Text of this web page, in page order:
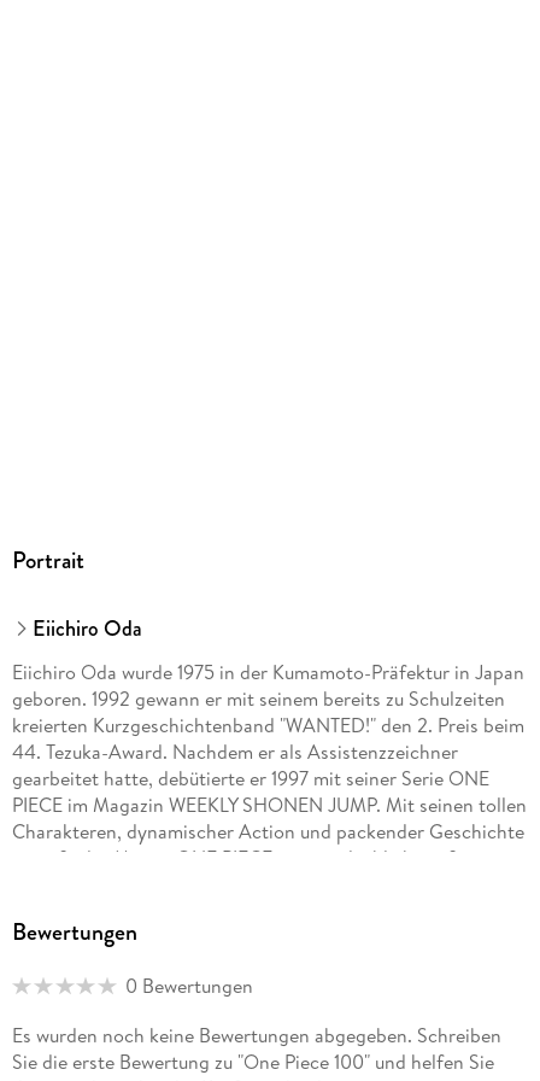
Portrait
Eiichiro Oda
Eiichiro Oda wurde 1975 in der Kumamoto-Präfektur in Japan
geboren. 1992 gewann er mit seinem bereits zu Schulzeiten
kreierten Kurzgeschichtenband "WANTED!" den 2. Preis beim
44. Tezuka-Award. Nachdem er als Assistenzzeichner
gearbeitet hatte, debütierte er 1997 mit seiner Serie ONE
PIECE im Magazin WEEKLY SHONEN JUMP. Mit seinen tollen
Charakteren, dynamischer Action und packender Geschichte
genießt der Manga ONE PIECE eine unglaublich große
multimedial große Erfolge: die Serie wurde als Anime
u. v. m. Die Serie hat auch in Europa und den USA unzählige
dreimonatlich bei Carlsen, außerdem sind mehrere Guides
und Romane sowie der Kurzgeschichtenband WANTED
Bewertungen
0 Bewertungen
Es wurden noch keine Bewertungen abgegeben. Schreiben
Sie die erste Bewertung zu "One Piece 100" und helfen Sie